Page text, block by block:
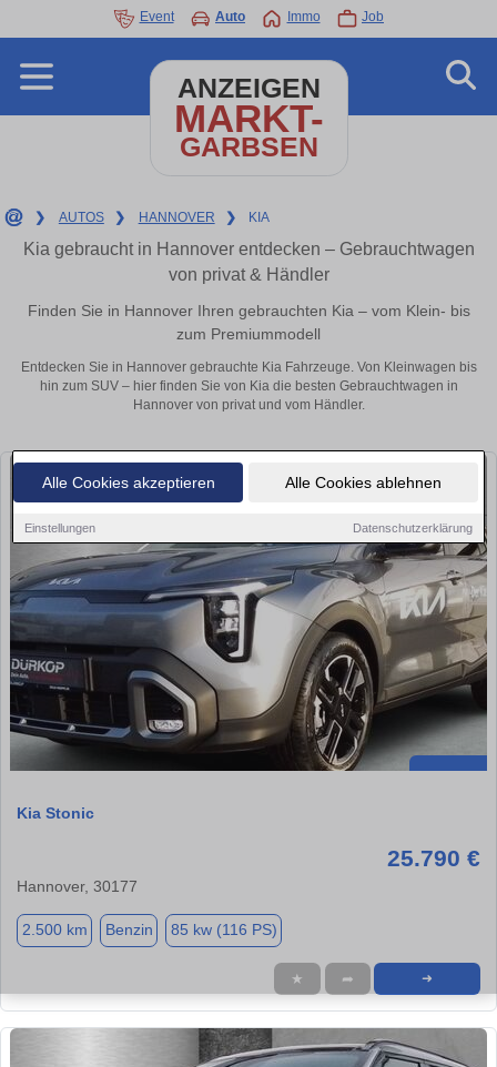
Alle Cookies akzeptieren Alle Cookies ablehnen
Einstellungen Datenschutzerklärung
Event Auto Immo Job
ANZEIGEN
MARKT-
GARBSEN
❯ AUTOS ❯ HANNOVER ❯ KIA
Kia gebraucht in Hannover entdecken – Gebrauchtwagen
von privat & Händler
Finden Sie in Hannover Ihren gebrauchten Kia – vom Klein- bis
zum Premiummodell
Entdecken Sie in Hannover gebrauchte Kia Fahrzeuge. Von Kleinwagen bis
hin zum SUV – hier finden Sie von Kia die besten Gebrauchtwagen in
Hannover von privat und vom Händler.
Kia Stonic
25.790 €
Hannover, 30177
2.500 km Benzin 85 kw (116 PS)
★ ➦ ➜